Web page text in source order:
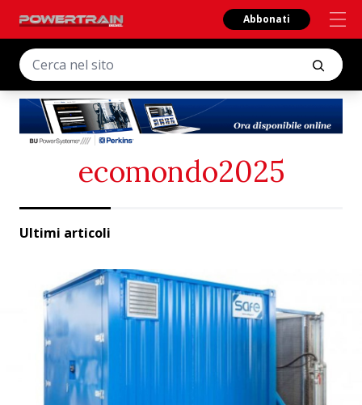
Abbonati
ecomondo2025
Ultimi articoli